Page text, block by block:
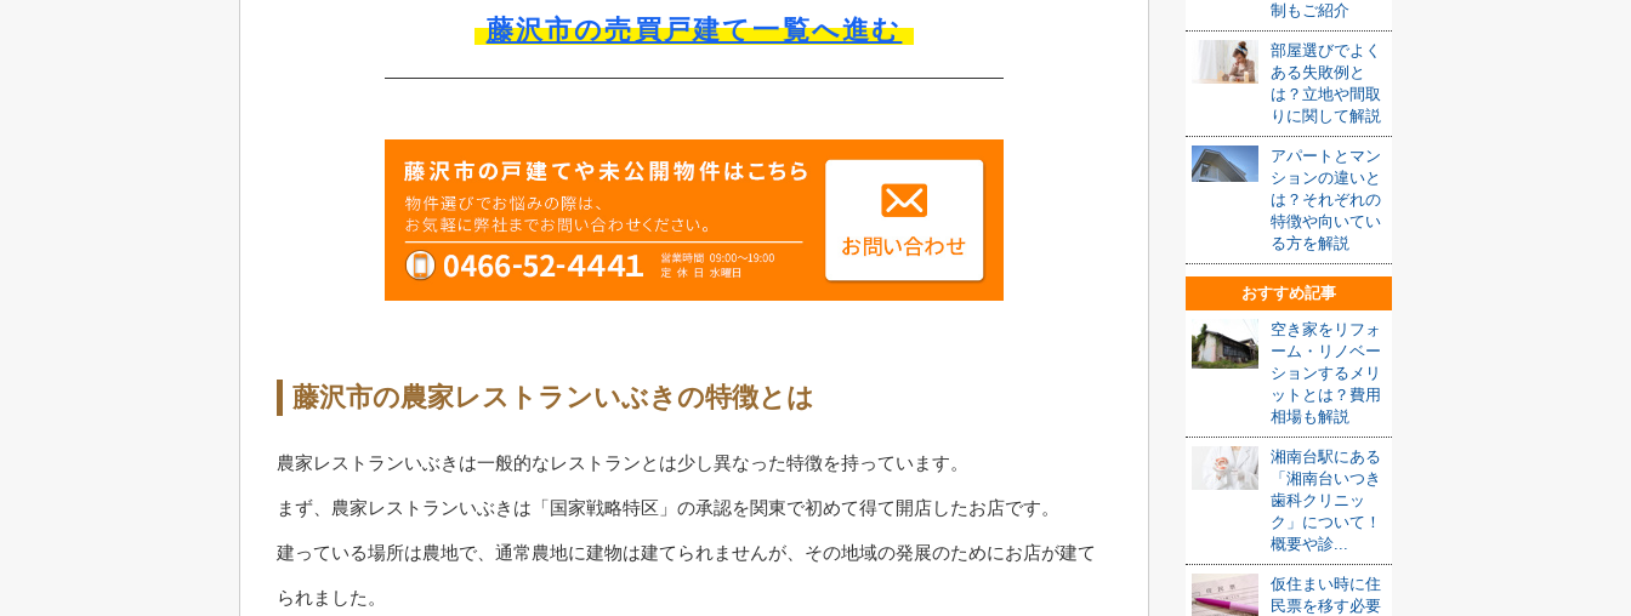
藤沢市の売買戸建て一覧へ進む
藤沢市の農家レストランいぶきの特徴とは
農家レストランいぶきは一般的なレストランとは少し異なった特徴を持っています。
まず、農家レストランいぶきは「国家戦略特区」の承認を関東で初めて得て開店したお店です。
建っている場所は農地で、通常農地に建物は建てられませんが、その地域の発展のためにお店が建て
られました。
制もご紹介
部屋選びでよく
ある失敗例と
は？立地や間取
りに関して解説
アパートとマン
ションの違いと
は？それぞれの
特徴や向いてい
る方を解説
おすすめ記事
空き家をリフォ
ーム・リノベー
ションするメリ
ットとは？費用
相場も解説
湘南台駅にある
「湘南台いつき
歯科クリニッ
ク」について！
概要や診...
仮住まい時に住
民票を移す必要